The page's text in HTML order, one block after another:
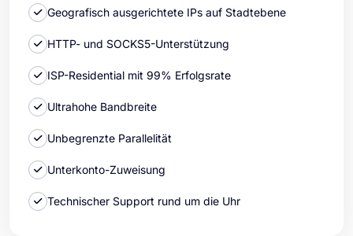
Geografisch ausgerichtete IPs auf Stadtebene
HTTP- und SOCKS5-Unterstützung
ISP-Residential mit 99% Erfolgsrate
Ultrahohe Bandbreite
Unbegrenzte Parallelität
Unterkonto-Zuweisung
Technischer Support rund um die Uhr